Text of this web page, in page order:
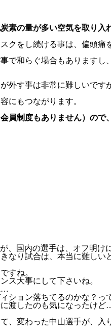
素の量が多い空気を取り入
クをし続ける事は、偏頭痛
事で和らぐ場合もありますし
外す事は非常に難しいです
にもつながります。
員制度もありません）ので
国内の選手は、オフ明け
り試合は、本当に難しい
すね。
ス大事にして下さいね。
…
ション落ちてるのかな？っ
渡したのも気になったけ
、変わった中山選手が、入